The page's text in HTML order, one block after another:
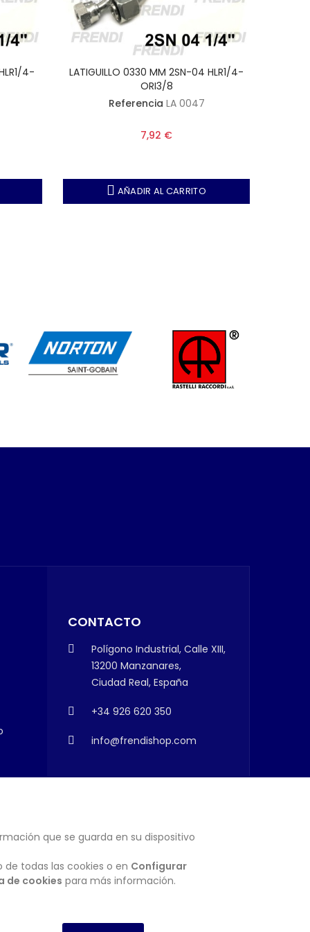
4-
LATIGUILLO 0330 MM 2SN-04 HLR1/4-
ORI3/8
Referencia LA 0047
7,92 €
AÑADIR AL CARRITO
CONTACTO
Polígono Industrial, Calle XIII,
13200 Manzanares,
Ciudad Real, España
+34 926 620 350
info@frendishop.com
SUSCRIBIRSE
que se guarda en su dispositivo
todas las cookies o en Configurar
de cookies para más información.